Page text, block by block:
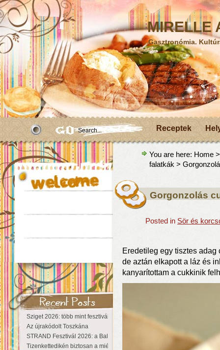
MIRELLE
Gasztronómia.
Receptek
Sziget 2026: több mint fesztivál, egy városnyi élmény
Az újrakódolt Toszkána
STRAND Fesztivál 2026: a Balaton partján a nyár még tart!
Tizenkettedikén biztosan a miénk a Sziget!
You are here: Home
falatkák >
Gorgonzolás
Posted in Sör és
Eredetileg egy tisztes
de aztán elkapott a láz és
kanyarítottam a cukkinik